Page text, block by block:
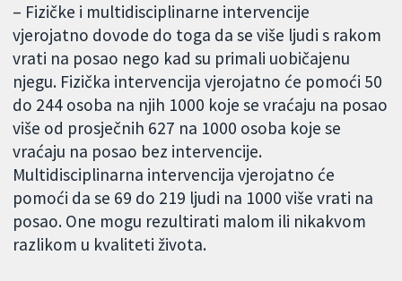
– Fizičke i multidisciplinarne intervencije
vjerojatno dovode do toga da se više ljudi s rakom
vrati na posao nego kad su primali uobičajenu
njegu. Fizička intervencija vjerojatno će pomoći 50
do 244 osoba na njih 1000 koje se vraćaju na posao
više od prosječnih 627 na 1000 osoba koje se
vraćaju na posao bez intervencije.
Multidisciplinarna intervencija vjerojatno će
pomoći da se 69 do 219 ljudi na 1000 više vrati na
posao. One mogu rezultirati malom ili nikakvom
razlikom u kvaliteti života.